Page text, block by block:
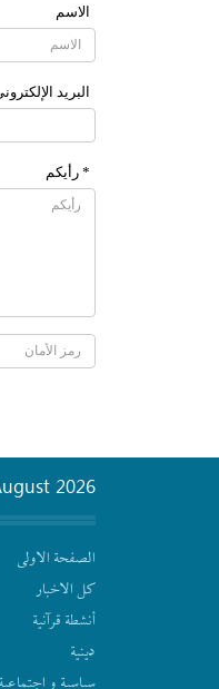
الاسم
البرید
* رأیکم
2026
الصفحة الاولى
كل الاخبار
أنشطة قرآنیة
دينية